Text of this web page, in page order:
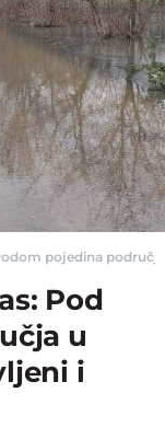
pojedina
Pod
u
i